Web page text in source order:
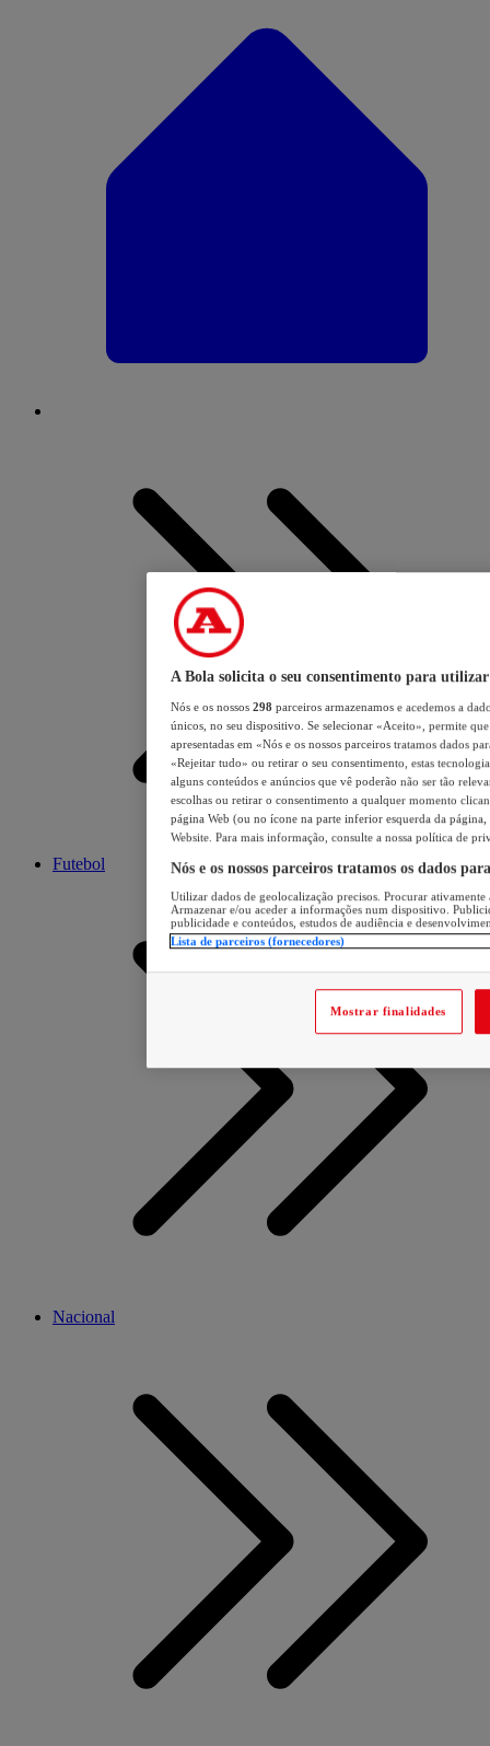
Futebol
Nacional
A Bola solicita o seu consentimento para utilizar
Nós e os nossos 298 parceiros armazenamos e acedemos a
únicos, no seu dispositivo. Se selecionar «Aceito», permite
apresentadas em «Nós e os nossos parceiros tratamos dados
«Rejeitar tudo» ou retirar o seu consentimento, estas
alguns conteúdos e anúncios que vê poderão não ser tão
escolhas ou retirar o consentimento a qualquer momento
página Web (ou no ícone na parte inferior esquerda da página,
Website. Para mais informação, consulte a nossa política de
Nós e os nossos parceiros tratamos os dados
Utilizar dados de geolocalização precisos. Procurar
Armazenar e/ou aceder a informações num dispositivo.
publicidade e conteúdos, estudos de audiência e
Lista de parceiros (fornecedores)
Mostrar finalidades